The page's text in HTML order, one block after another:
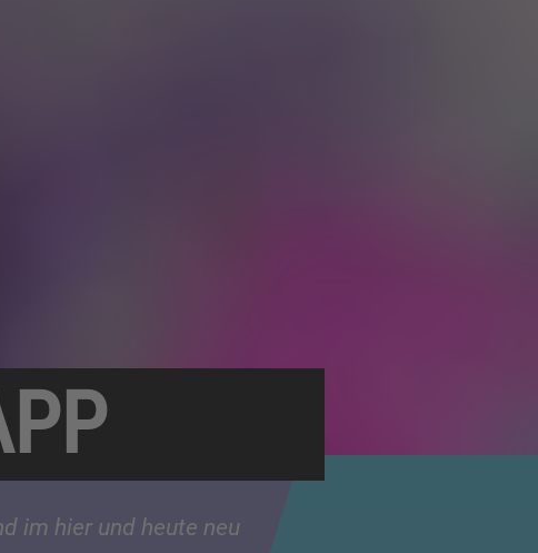
im hier und heute neu